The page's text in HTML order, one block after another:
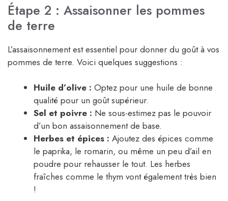
Étape 2 : Assaisonner les pommes
de terre
L’assaisonnement est essentiel pour donner du goût à vos
pommes de terre. Voici quelques suggestions :
Huile d’olive : Optez pour une huile de bonne
qualité pour un goût supérieur.
Sel et poivre : Ne sous-estimez pas le pouvoir
d’un bon assaisonnement de base.
Herbes et épices : Ajoutez des épices comme
le paprika, le romarin, ou même un peu d’ail en
poudre pour rehausser le tout. Les herbes
fraîches comme le thym vont également très bien
!